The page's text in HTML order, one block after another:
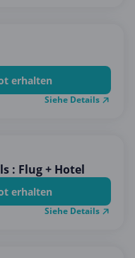
erhalten
Siehe Details
: Flug + Hotel
erhalten
Siehe Details